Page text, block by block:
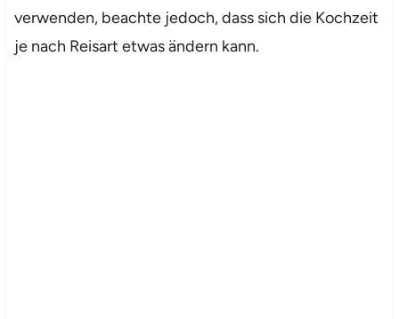
verwenden, beachte jedoch, dass sich die Kochzeit
je nach Reisart etwas ändern kann.